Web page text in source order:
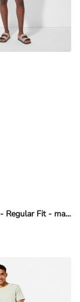
Pantaloncini - Regular Fit - marrone